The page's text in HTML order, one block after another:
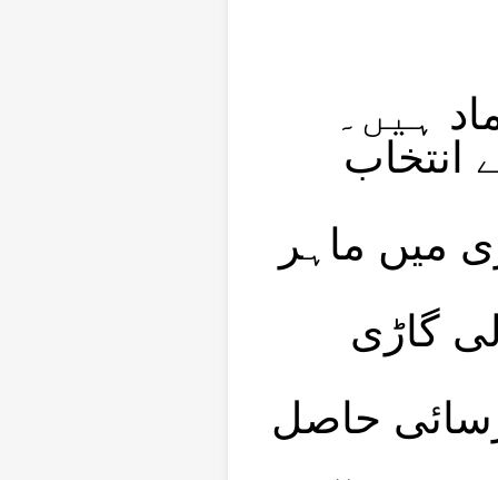
ہیں۔
انتخاب
میں ماہر
گاڑی
حاصل